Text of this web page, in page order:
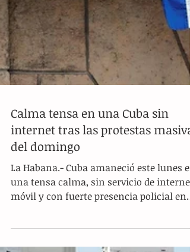
Calma tensa en una Cuba sin
internet tras las protestas masivas
del domingo
La Habana.- Cuba amaneció este lunes en
móvil y con fuerte presencia policial en